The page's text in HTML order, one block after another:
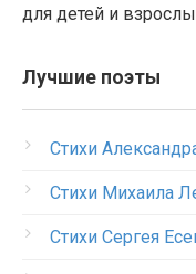
для детей и
Лучшие поэты
Стихи
Стихи Михаила
Стихи Сергея